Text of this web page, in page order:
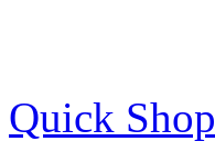
Quick Shop